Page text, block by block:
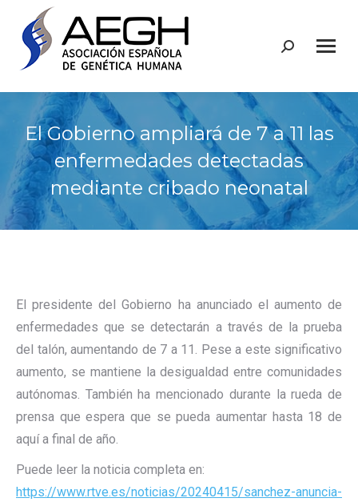
Buscar:
El Gobierno ampliará de 7 a 11 las
enfermedades detectadas
mediante cribado neonatal
El presidente del Gobierno ha anunciado el aumento de
enfermedades que se detectarán a través de la prueba
del talón, aumentando de 7 a 11. Pese a este significativo
aumento, se mantiene la desigualdad entre comunidades
autónomas. También ha mencionado durante la rueda de
prensa que espera que se pueda aumentar hasta 18 de
aquí a final de año.
Puede leer la noticia completa en:
https://www.rtve.es/noticias/20240415/sanchez-anuncia-